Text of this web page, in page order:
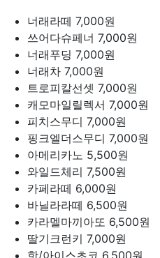
너래라떼 7,000원
쓰어다슈페너 7,000원
너래푸딩 7,000원
너래차 7,000원
트로피칼선셋 7,000원
캐모마일릴렉서 7,000원
피치스무디 7,000원
핑크엘더스무디 7,000원
아메리카노 5,500원
와일드체리 7,500원
카페라떼 6,000원
바닐라라떼 6,500원
카라멜마끼아또 6,500원
딸기크런키 7,000원
핫/아이스초코 6,500원